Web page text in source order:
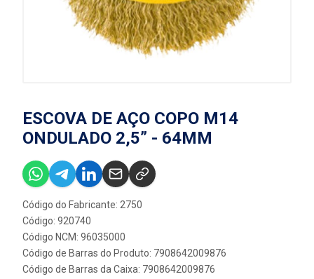
ESCOVA DE AÇO COPO M14
ONDULADO 2,5” - 64MM
Código do Fabricante: 2750
Código: 920740
Código NCM: 96035000
Código de Barras do Produto: 7908642009876
Código de Barras da Caixa: 7908642009876